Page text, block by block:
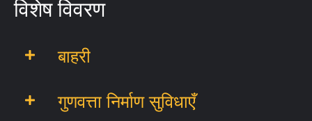
विशेष विवरण
बाहरी
गुणवत्ता निर्माण सुविधाएँ